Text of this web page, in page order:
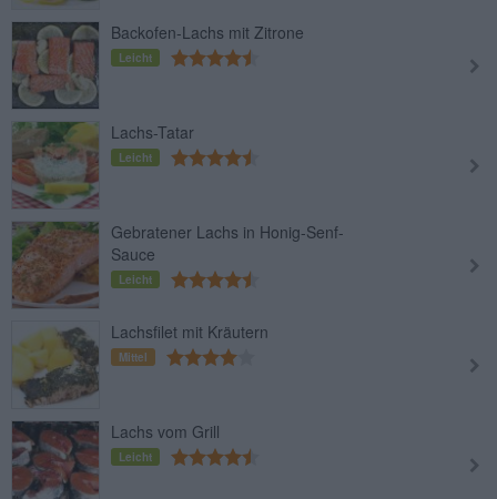
Backofen-Lachs mit Zitrone
Leicht
Lachs-Tatar
Leicht
Gebratener Lachs in Honig-Senf-
Sauce
Leicht
Lachsfilet mit Kräutern
Mittel
Lachs vom Grill
Leicht